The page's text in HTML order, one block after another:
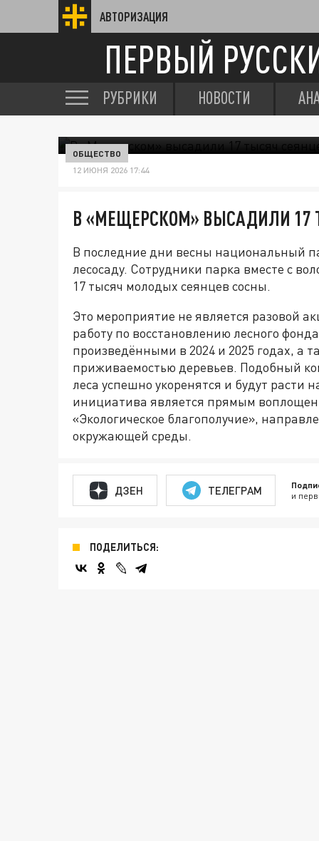
АВТОРИЗАЦИЯ
ПЕРВЫЙ
РУБРИКИ НОВОСТИ
ОБЩЕСТВО
12 ИЮНЯ 2026 17:44
В «МЕЩЕРСКОМ» ВЫСАДИЛИ 17
В последние дни весны национальный
лесосаду. Сотрудники парка вместе с
17 тысяч молодых сеянцев сосны.
Это мероприятие не является разовой
работу по восстановлению лесного
произведёнными в 2024 и 2025 годах, а
приживаемостью деревьев. Подобный
леса успешно укоренятся и будут расти
инициатива является прямым
«Экологическое благополучие»,
окружающей среды.
ДЗЕН ТЕЛЕГРАМ и
ПОДЕЛИТЬСЯ: